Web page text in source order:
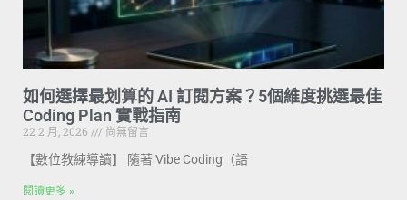
如何選擇最划算的 AI 訂閱方案？5個維度挑選最佳
Coding Plan 實戰指南
22 2 月, 2026
尚無留言
【數位教練導讀】 隨著 Vibe Coding（語
閱讀更多 »